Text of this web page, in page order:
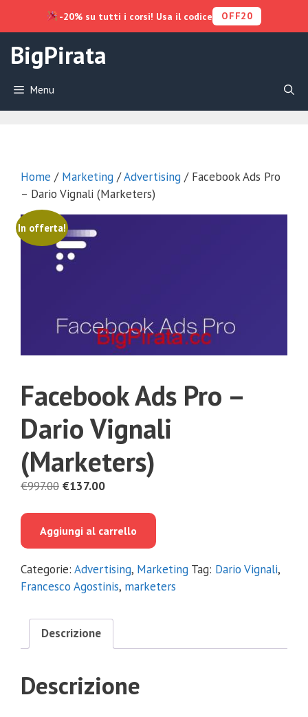
contenuto
BigPirata
Menu
Home / Marketing /Advertising / Facebook Ads Pro
– Dario Vignali (Marketers)
In offerta!
Facebook Ads Pro –
Dario Vignali
(Marketers)
€997.00 Il
era:
€137.00Il
è:
Aggiungi al carrello
Categorie: Advertising, Marketing Tag: Dario Vignali,
Francesco Agostinis, marketers
Descrizione
Descrizione
-20% su tutti i corsi! Usa il codice OFF20